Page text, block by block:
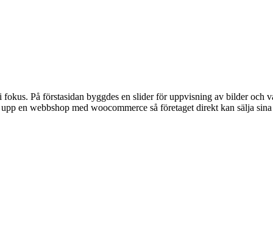
På förstasidan byggdes en slider för uppvisning av bilder och
en webbshop med woocommerce så företaget direkt kan sälja